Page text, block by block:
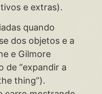
e extras).
quando
dos objetos e a
e Gilmore
de “expandir a
thing”).